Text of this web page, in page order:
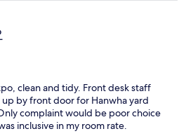
clean and tidy. Front desk staff
up by front door for Hanwha yard
complaint would be poor choice
inclusive in my room rate.